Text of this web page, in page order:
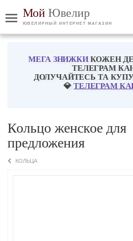
Мой Ювелир
ЮВЕЛИРНЫЙ ИНТЕРНЕТ МАГАЗИН
МЕГА ЗНИЖКИКОЖЕН
ТЕЛЕГРАМ
ДОЛУЧАЙТЕСЬ ТА
💎ТЕЛЕГРАМ
Кольцо женское для
предложения
КОЛЬЦА